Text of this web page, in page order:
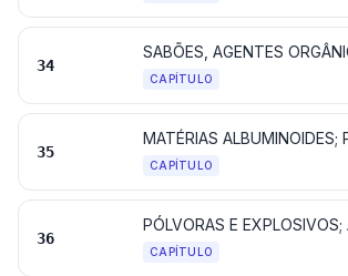
34
CAPÍTULO
35
CAPÍTULO
36
CAPÍTULO